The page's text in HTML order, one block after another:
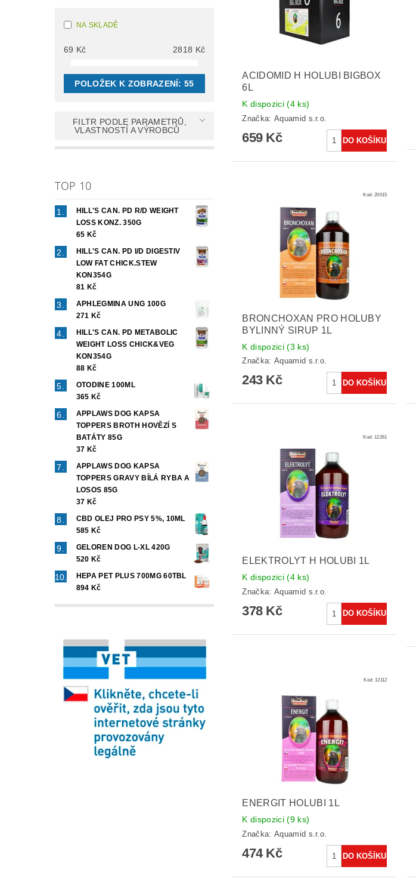
NA SKLADĚ
69 Kč 2818 Kč
POLOŽEK K ZOBRAZENÍ:55
FILTR PODLE PARAMETRŮ,
VLASTNOSTÍ A VÝROBCŮ
TOP 10
HILL'S CAN. PD R/D WEIGHT
LOSS KONZ. 350G
65 Kč
HILL'S CAN. PD I/D DIGESTIV
LOW FAT CHICK.STEW
KON354G
81 Kč
APHLEGMINA UNG 100G
271 Kč
HILL'S CAN. PD METABOLIC
WEIGHT LOSS CHICK&VEG
KON354G
88 Kč
OTODINE 100ML
365 Kč
APPLAWS DOG KAPSA
TOPPERS BROTH HOVĚZÍ S
BATÁTY 85G
37 Kč
APPLAWS DOG KAPSA
TOPPERS GRAVY BÍLÁ RYBA A
LOSOS 85G
37 Kč
CBD OLEJ PRO PSY 5%, 10ML
585 Kč
GELOREN DOG L-XL 420G
520 Kč
HEPA PET PLUS 700MG 60TBL
894 Kč
ACIDOMID H HOLUBI BIGBOX
6L
K dispozici(4 ks)
Značka: Aquamid s.r.o.
659 Kč
Kód: 20015
BRONCHOXAN PRO HOLUBY
BYLINNÝ SIRUP 1L
K dispozici(3 ks)
Značka: Aquamid s.r.o.
243 Kč
Kód: 12261
ELEKTROLYT H HOLUBI 1L
K dispozici(4 ks)
Značka: Aquamid s.r.o.
378 Kč
Kód: 13112
ENERGIT HOLUBI 1L
K dispozici(9 ks)
Značka: Aquamid s.r.o.
474 Kč